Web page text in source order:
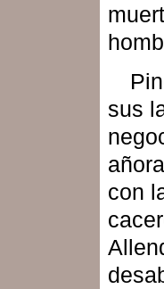
sus
con